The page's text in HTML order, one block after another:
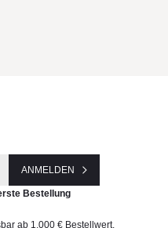
ANMELDEN
Bestellung
ab 1.000 € Bestellwert.